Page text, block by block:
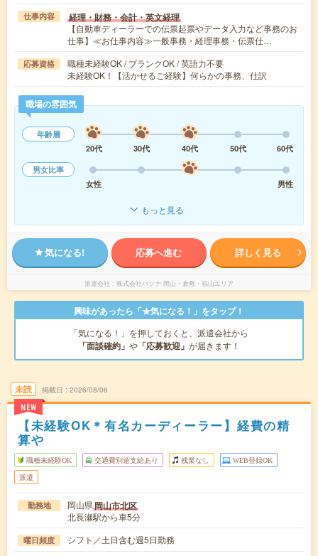
仕事内容 経理・財務・会計・英文経理
【自動車ディーラーでの伝票起票やデータ入力など事務のお
仕事】≪お仕事内容≫一般事務・経理事務・伝票仕…
応募資格
職種未経験OK / ブランクOK / 英語力不要
未経験OK！【活かせるご経験】何らかの事務、仕訳
職場の雰囲気
年齢層
20代
30代 40代 50代
60代
男女比率
女性
男性
もっと見る
気になる! 応募へ進む 詳しく見る
派遣会社 株式会社パソナ 岡山・倉敷・福山エリア
興味があったら「★気になる！」をタップ！
「気になる！」を押しておくと、派遣会社から
「面談確約」 や 「応募歓迎」 が届きます！
未読
NEW
掲載日 2026/08/06
【未経験OK＊有名カーディーラー】経費の精
算や
職種未経験OK 交通費別途支給あり 残業なし WEB登録OK
派遣
勤務地 岡山県岡山市北区
北長瀬駅から車5分
曜日頻度 シフト／土日含む週5日勤務